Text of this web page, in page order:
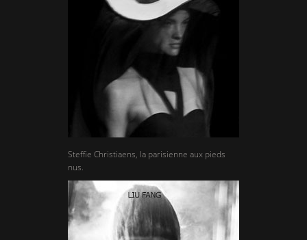
Steffie Christiaens, la parisienne aux pieds
nus.